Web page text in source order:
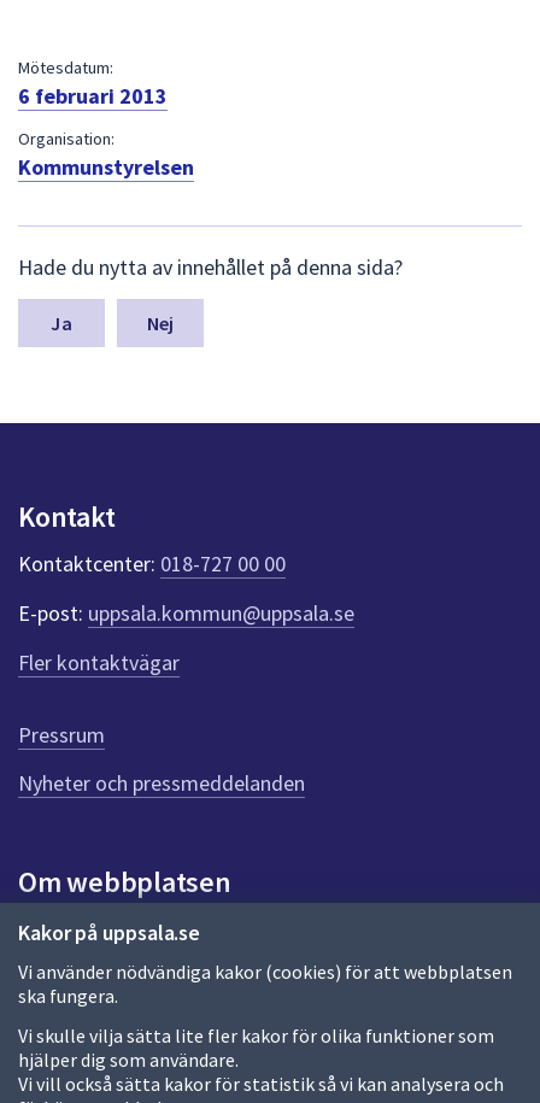
Kakor på uppsala.se
Vi använder nödvändiga kakor (cookies) för att webbplatsen
ska fungera.
Vi skulle vilja sätta lite fler kakor för olika funktioner som
hjälper dig som användare.
Vi vill också sätta kakor för statistik så vi kan analysera och
Mötesdatum:
6 februari 2013
Organisation:
Kommunstyrelsen
ä
m
a
n
k
t
e
r
f
ö
r
e
n
n
a
d
a
Hade du nytta av innehållet på denna sida?
Nej
Kontakt
Kontaktcenter: 018-727 00 00
E-post: uppsala.kommun@uppsala.se
Fler kontaktvägar
Pressrum
Nyheter och pressmeddelanden
Om webbplatsen
Om webbplatsen
Allmänna handlingar och diarium
Behandling av personuppgifter
Kakor